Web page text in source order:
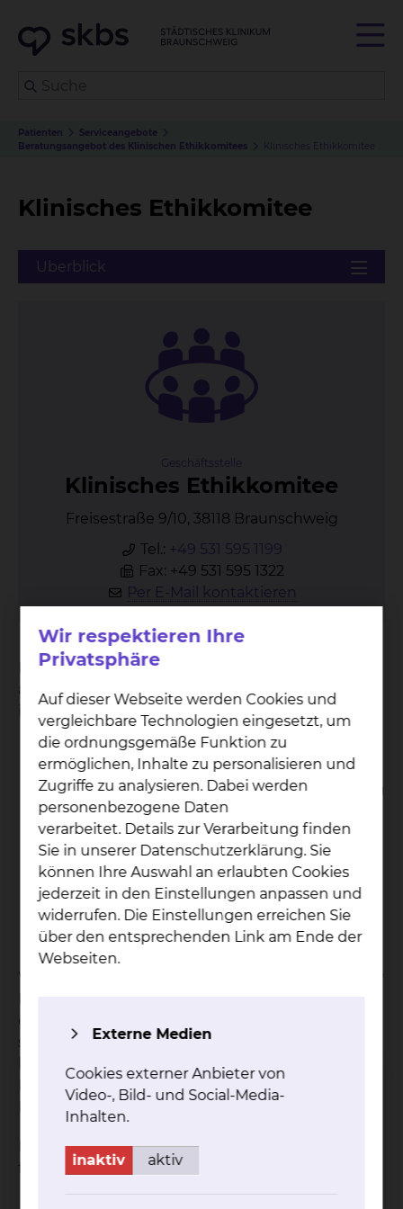
Patienten
Serviceangebote
Beratungsangebot des Klinischen Ethikkomitees
Klinisches Ethikkomitee
Klinisches Ethikkomitee
Geschäftsstelle
Kli­ni­sches Ethik­ko­mi­tee
Freisestraße 9/10, 38118 Braunschweig
Tel.: +49 531 595 1199
Fax: +49 531 595 1322
Per E-Mail kontaktieren
Das Klinische Ethikkomitee (häufig als "KEK"
abgekürzt) beschäftigt sich mit ethischen Fragen
in Medizin und Pflege und hat folgende Aufgaben:
Moderation von Ethischen
Fallbesprechungen
Beratung von Patient/-innen /Angehörigen zu
ethischen Fragestellungen
Hilfe bei der Auslegung von
Patientenverfügungen
Erstellung von Leitlinien zu ethischen
Themen
Fortbildung in pflege- und medizinethischen
Fragestellungen
Wenn Sie beispielsweise als Bevollmächtigter oder
einwilligungsfähigen Patienten eine
stellvertretende Entscheidung treffen müssen,
können Sie sich von einem Mitglied des
Ethikkomitees oder im Rahmen einer Ethischen
Fallbesprechung beraten lassen.
Dabei kann es sich möglicherweise um eine der
folgenden Fragen handeln:
Wir respektieren Ihre
Privatsphäre
Auf dieser Webseite werden Cookies und
vergleichbare Technologien eingesetzt, um
die ordnungsgemäße Funktion zu
ermöglichen, Inhalte zu personalisieren und
Zugriffe zu analysieren. Dabei werden
personenbezogene Daten
verarbeitet. Details zur Verarbeitung finden
Sie in unserer Datenschutzerklärung. Sie
können Ihre Auswahl an erlaubten Cookies
jederzeit in den Einstellungen anpassen und
widerrufen. Die Einstellungen erreichen Sie
über den entsprechenden Link am Ende der
Webseiten.
Externe Medien
Cookies externer Anbieter von
Video-, Bild- und Social-Media-
Inhalten.
inaktiv aktiv